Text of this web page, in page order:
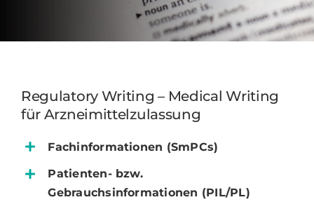
Regulatory Writing – Medical Writing
für Arzneimittelzulassung
Fachinformationen (SmPCs)
Patienten- bzw.
Gebrauchsinformationen (PIL/PL)